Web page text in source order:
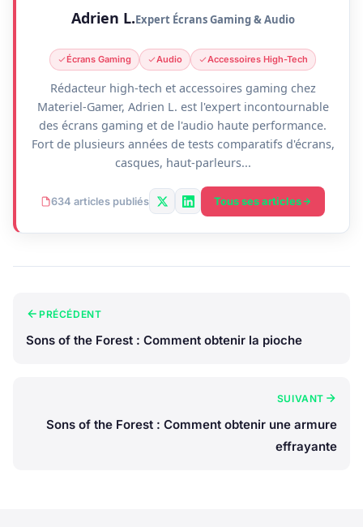
Adrien L.Expert Écrans Gaming & Audio
Écrans Gaming Audio Accessoires High-Tech
Rédacteur high-tech et accessoires gaming chez
Materiel-Gamer, Adrien L. est l'expert incontournable
des écrans gaming et de l'audio haute performance.
Fort de plusieurs années de tests comparatifs d'écrans,
casques, haut-parleurs...
634 articles publiés Tous ses articles
PRÉCÉDENT
Sons of the Forest : Comment obtenir la pioche
SUIVANT
Sons of the Forest : Comment obtenir une armure
effrayante